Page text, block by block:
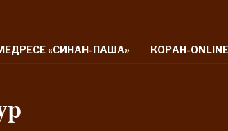
«СИНАН-ПАША» КОРАН-ONLINE